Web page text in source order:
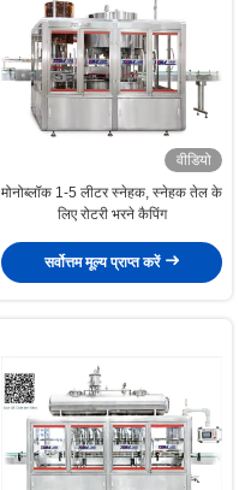
वीडियो
मोनोब्लॉक 1-5 लीटर स्नेहक, स्नेहक तेल के
लिए रोटरी भरने कैपिंग
सर्वोत्तम मूल्य प्राप्त करें